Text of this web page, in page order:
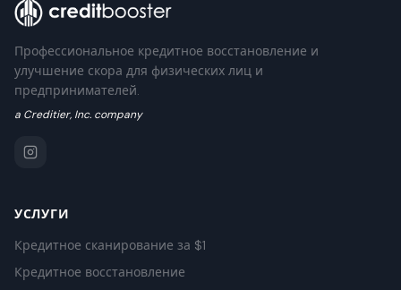
Профессиональное кредитное восстановление и
улучшение скора для физических лиц и
предпринимателей.
a Creditier, Inc. company
УСЛУГИ
Кредитное сканирование за $1
Кредитное восстановление